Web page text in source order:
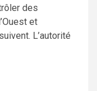
des
et
L’autorité